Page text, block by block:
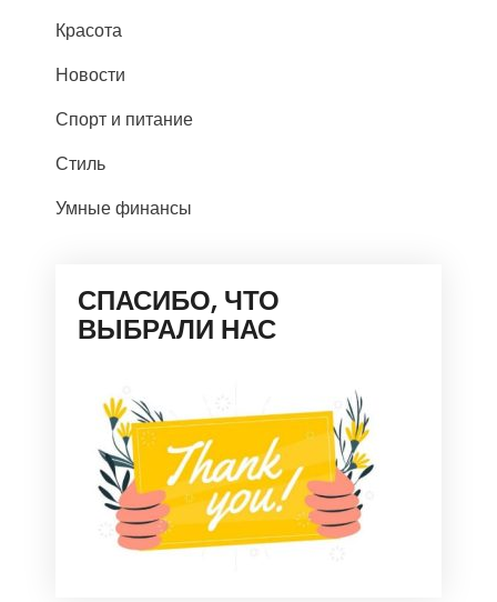
Красота
Новости
Спорт и питание
Стиль
Умные финансы
СПАСИБО, ЧТО
ВЫБРАЛИ НАС